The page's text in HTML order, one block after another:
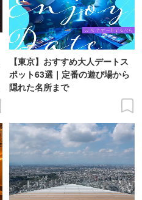
【東京】おすすめ大人デートス
ポット63選｜定番の遊び場から
隠れた名所まで